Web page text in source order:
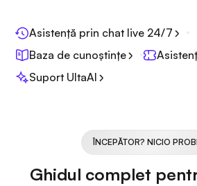
Asistență prin chat live 24/7
Baza de cunoștințe
Suport UltaAI
ÎNCEPĂTOR? NICIO
Ghidul complet